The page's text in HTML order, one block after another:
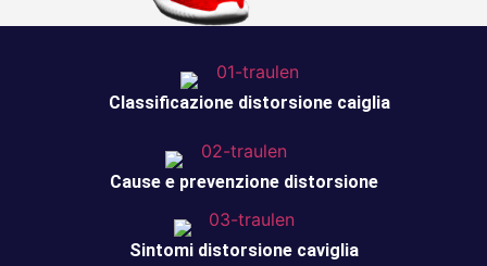
Classificazione distorsione caiglia
Cause e prevenzione distorsione
Sintomi distorsione caviglia